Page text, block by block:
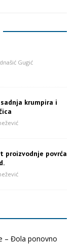
Gugić
krumpira i
proizvodnje povrća
– Đola ponovno